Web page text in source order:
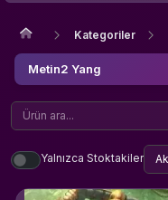
Kategoriler
Metin2 Yang
Yalnızca Stoktakiler